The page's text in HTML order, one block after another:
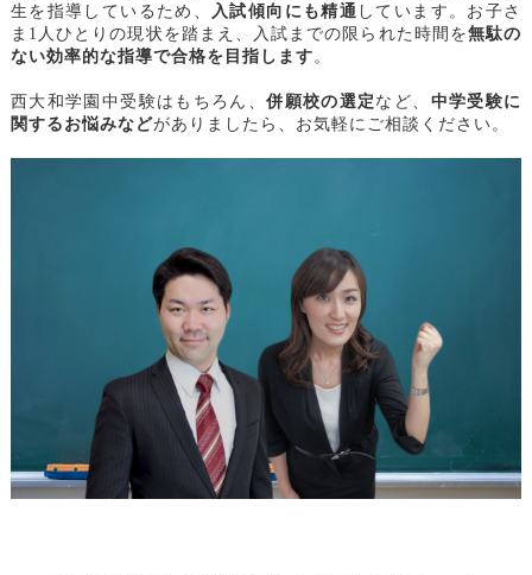
生を指導しているため、 入試傾向にも精通 しています。お子さ
ま1人ひとりの現状を踏まえ、入試までの限られた時間を無駄の
ない効率的な指導で合格を目指します。
西大和学園中受験はもちろん、併願校の選定 など、 中学受験に
関するお悩みなどがありましたら、お気軽にご相談ください。